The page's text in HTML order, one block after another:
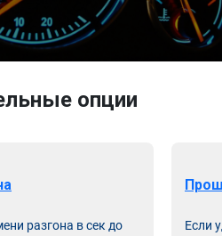
опции
разгона в сек до
Если